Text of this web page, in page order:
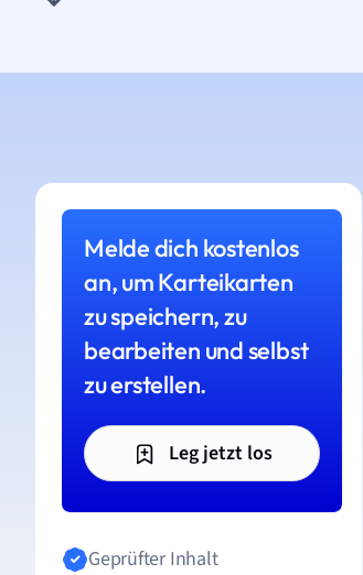
Melde dich kostenlos
an, um Karteikarten
zu speichern, zu
bearbeiten und selbst
zu erstellen.
Leg jetzt los
Geprüfter Inhalt